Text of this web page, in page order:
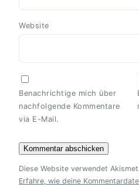
Website
Benachrichtige mich über
nachfolgende Kommentare
via E-Mail.
Diese Website verwendet
Erfahre, wie deine